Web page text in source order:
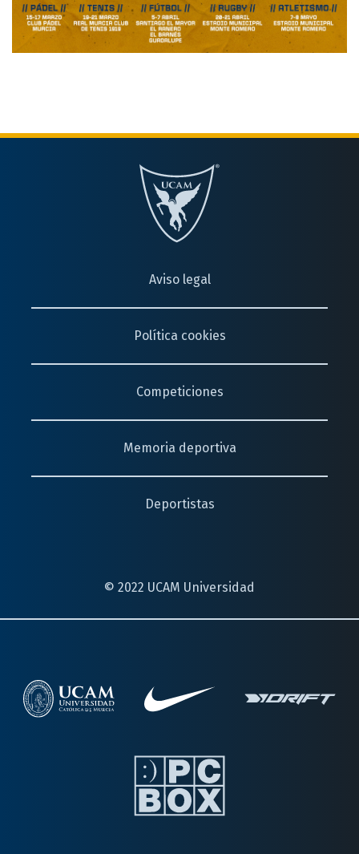
Aviso legal
Política cookies
Competiciones
Memoria deportiva
Deportistas
© 2022 UCAM Universidad